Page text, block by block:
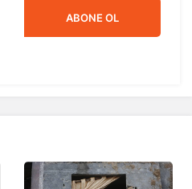
ABONE OL